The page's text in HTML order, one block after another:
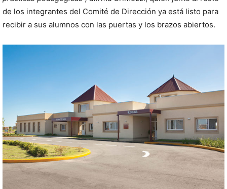
de los integrantes del Comité de Dirección ya está listo para
recibir a sus alumnos con las puertas y los brazos abiertos.